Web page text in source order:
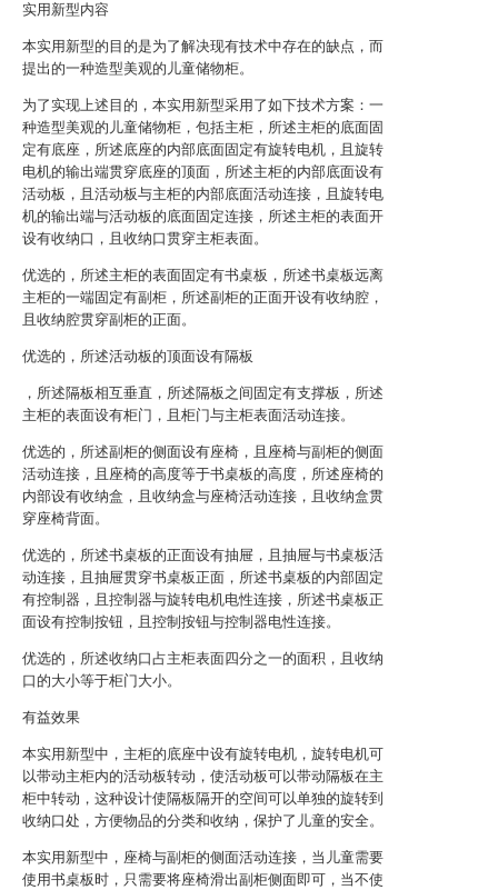
实用新型内容
本实用新型的目的是为了解决现有技术中存在的缺点，而
提出的一种造型美观的儿童储物柜。
为了实现上述目的，本实用新型采用了如下技术方案：一
种造型美观的儿童储物柜，包括主柜，所述主柜的底面固
定有底座，所述底座的内部底面固定有旋转电机，且旋转
电机的输出端贯穿底座的顶面，所述主柜的内部底面设有
活动板，且活动板与主柜的内部底面活动连接，且旋转电
机的输出端与活动板的底面固定连接，所述主柜的表面开
设有收纳口，且收纳口贯穿主柜表面。
优选的，所述主柜的表面固定有书桌板，所述书桌板远离
主柜的一端固定有副柜，所述副柜的正面开设有收纳腔，
且收纳腔贯穿副柜的正面。
优选的，所述活动板的顶面设有隔板
，所述隔板相互垂直，所述隔板之间固定有支撑板，所述
主柜的表面设有柜门，且柜门与主柜表面活动连接。
优选的，所述副柜的侧面设有座椅，且座椅与副柜的侧面
活动连接，且座椅的高度等于书桌板的高度，所述座椅的
内部设有收纳盒，且收纳盒与座椅活动连接，且收纳盒贯
穿座椅背面。
优选的，所述书桌板的正面设有抽屉，且抽屉与书桌板活
动连接，且抽屉贯穿书桌板正面，所述书桌板的内部固定
有控制器，且控制器与旋转电机电性连接，所述书桌板正
面设有控制按钮，且控制按钮与控制器电性连接。
优选的，所述收纳口占主柜表面四分之一的面积，且收纳
口的大小等于柜门大小。
有益效果
本实用新型中，主柜的底座中设有旋转电机，旋转电机可
以带动主柜内的活动板转动，使活动板可以带动隔板在主
柜中转动，这种设计使隔板隔开的空间可以单独的旋转到
收纳口处，方便物品的分类和收纳，保护了儿童的安全。
本实用新型中，座椅与副柜的侧面活动连接，当儿童需要
使用书桌板时，只需要将座椅滑出副柜侧面即可，当不使